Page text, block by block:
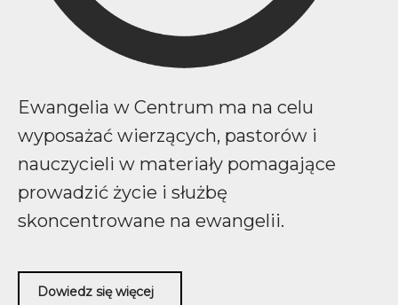
Ewangelia w Centrum ma na celu
wyposażać wierzących, pastorów i
nauczycieli w materiały pomagające
prowadzić życie i służbę
skoncentrowane na ewangelii.
Dowiedz się więcej